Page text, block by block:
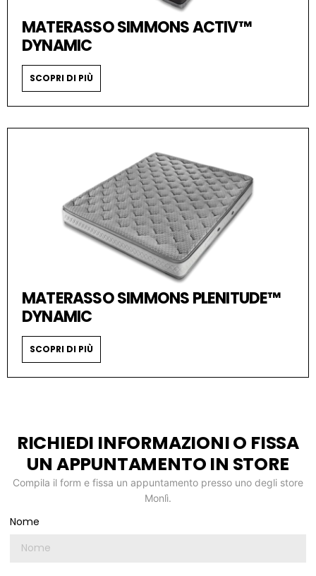
MATERASSO SIMMONS ACTIV™
DYNAMIC
SCOPRI DI PIÙ
MATERASSO SIMMONS PLENITUDE™
DYNAMIC
SCOPRI DI PIÙ
RICHIEDI INFORMAZIONI O FISSA
UN APPUNTAMENTO IN STORE
Compila il form e fissa un appuntamento presso uno degli store
Monlì.
Nome